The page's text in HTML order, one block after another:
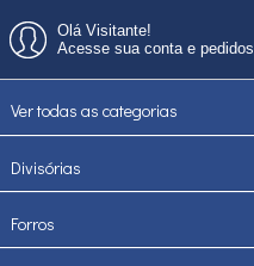
Olá Visitante!
Acesse sua conta e pedidos
Ver todas as categorias
Divisórias
Forros